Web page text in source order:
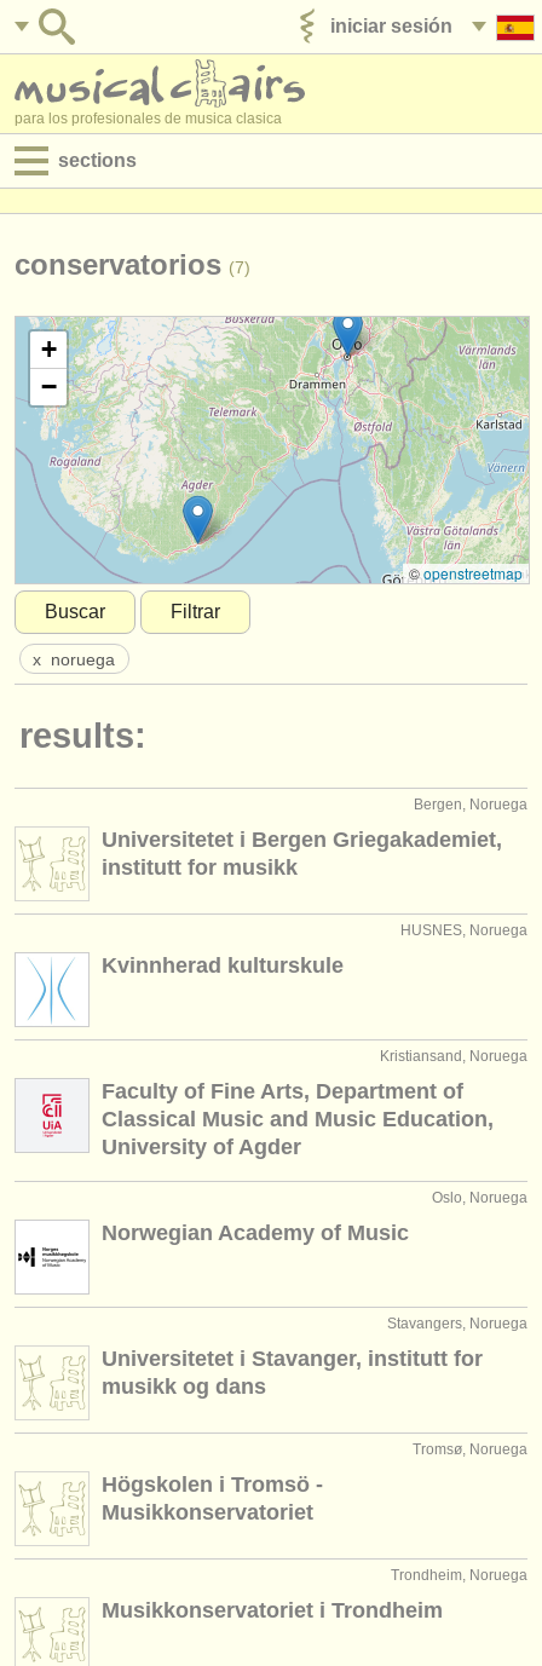
iniciar sesión
para los profesionales de musica clasica
sections
empleos - administración
degree courses
cursillos
concursos
instrumentos en venta
instrumentos robados
directorios:
musicalchairs:
acerca de musicalchairs
fuentes rss
editor:
anúnciese con nosotros
ATS faq
iniciar sesión
conservatorios (7)
+
−
©openstreetmap
Buscar
Filtrar
x noruega
results:
Bergen, Noruega
Universitetet i Bergen Griegakademiet,
institutt for musikk
HUSNES, Noruega
Kvinnherad kulturskule
Kristiansand, Noruega
Faculty of Fine Arts, Department of
Classical Music and Music Education,
University of Agder
Oslo, Noruega
Norwegian Academy of Music
Stavangers, Noruega
Universitetet i Stavanger, institutt for
musikk og dans
Tromsø, Noruega
Högskolen i Tromsö -
Musikkonservatoriet
Trondheim, Noruega
Musikkonservatoriet i Trondheim